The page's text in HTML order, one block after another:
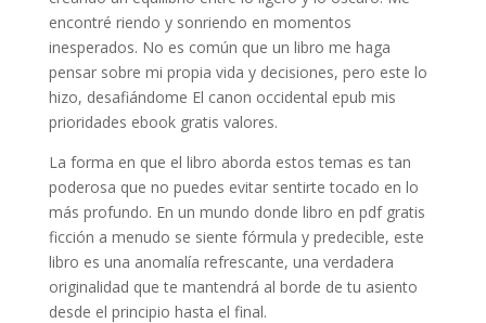
encontré riendo y sonriendo en momentos
inesperados. No es común que un libro me haga
pensar sobre mi propia vida y decisiones, pero este lo
hizo, desafiándome El canon occidental epub mis
prioridades ebook gratis valores.
La forma en que el libro aborda estos temas es tan
poderosa que no puedes evitar sentirte tocado en lo
más profundo. En un mundo donde libro en pdf gratis
ficción a menudo se siente fórmula y predecible, este
libro es una anomalía refrescante, una verdadera
originalidad que te mantendrá al borde de tu asiento
desde el principio hasta el final.